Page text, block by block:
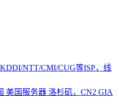
NTT/CMI/CUG等ISP，线
美国服务器 洛杉矶，CN2 GIA